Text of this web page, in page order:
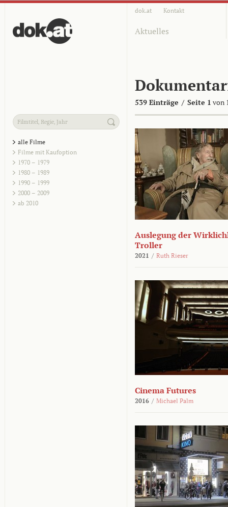
dok.at Kontakt
Aktuelles
539 Einträge / Seite 1 von
alle Filme
Filme mit Kaufoption
1970 – 1979
1980 – 1989
1990 – 1999
2000 – 2009
ab 2010
Auslegung der
Troller
2021 / Ruth Rieser
Cinema Futures
2016 / Michael Palm